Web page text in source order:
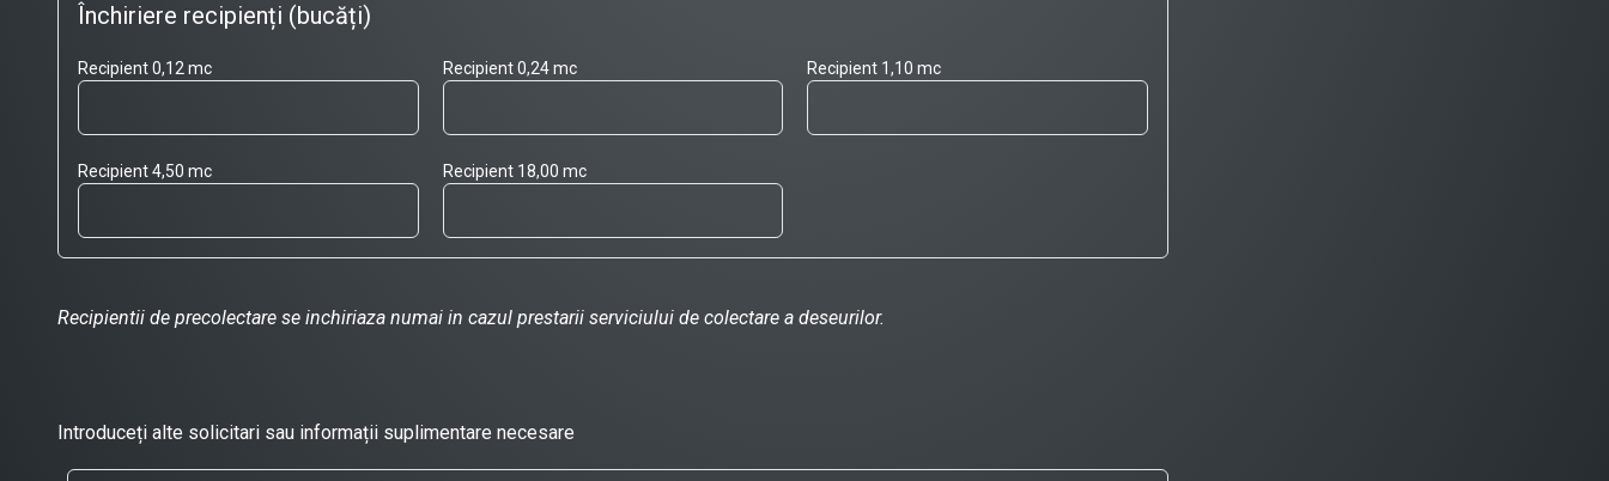
Închiriere recipienți (bucăți)
Recipient 0,12 mc Recipient 0,24 mc Recipient 1,10 mc
Recipient 4,50 mc Recipient 18,00 mc
Recipientii de precolectare se inchiriaza numai in cazul prestarii serviciului de colectare a deseurilor.
Introduceți alte solicitari sau informații suplimentare necesare